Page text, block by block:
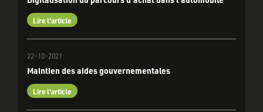
Lire l'article
22-10-2021
Maintien des aides gouvernementales
Lire l'article